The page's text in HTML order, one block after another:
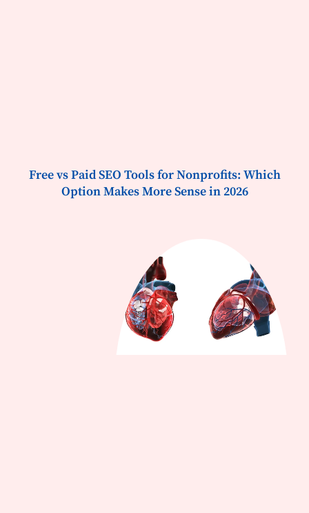
Free vs Paid SEO Tools for Nonprofits: Which
Option Makes More Sense in 2026